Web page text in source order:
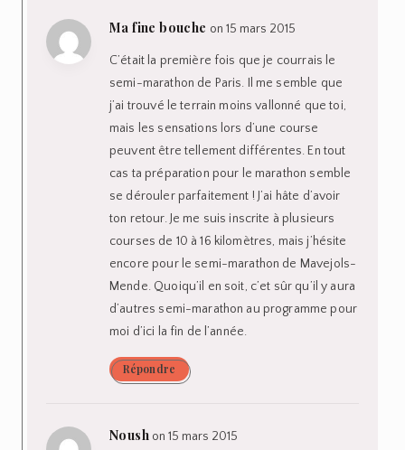
Ma fine bouche on 15 mars 2015
C’était la première fois que je courrais le
semi-marathon de Paris. Il me semble que
j’ai trouvé le terrain moins vallonné que toi,
mais les sensations lors d’une course
peuvent être tellement différentes. En tout
cas ta préparation pour le marathon semble
se dérouler parfaitement ! J’ai hâte d’avoir
ton retour. Je me suis inscrite à plusieurs
courses de 10 à 16 kilomètres, mais j’hésite
encore pour le semi-marathon de Mavejols-
Mende. Quoiqu’il en soit, c’et sûr qu’il y aura
d’autres semi-marathon au programme pour
moi d’ici la fin de l’année.
Répondre
Noush on 15 mars 2015